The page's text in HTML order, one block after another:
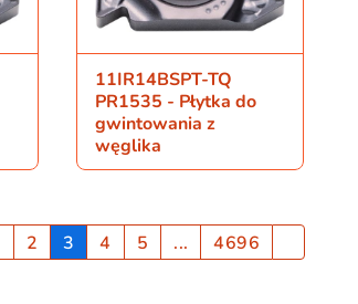
11IR14BSPT-TQ
PR1535 - Płytka do
gwintowania z
węglika
2 3 4 5 ... 4696